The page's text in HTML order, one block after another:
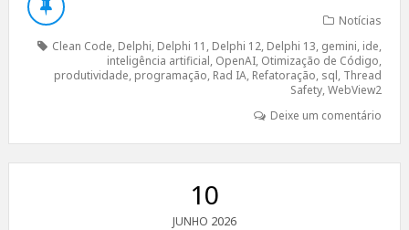
Notícias
Clean Code, Delphi, Delphi 11 , Delphi 12, Delphi 13, gemini, ide,
inteligência artificial, OpenAI, Otimização de Código,
produtividade, programação, Rad IA, Refatoração, sql, Thread
Safety,WebView2
Deixe um comentário
10
JUNHO 2026